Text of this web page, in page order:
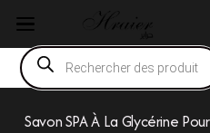
Recherche
de
produits
Savon SPA À La Glycérine